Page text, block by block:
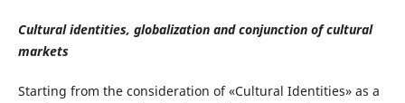
Cultural identities, globalization and conjunction of cultural
markets
Starting from the consideration of «Cultural Identities» as a